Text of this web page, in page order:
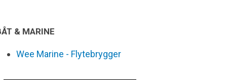
& MARINE
Wee Marine - Flytebrygger